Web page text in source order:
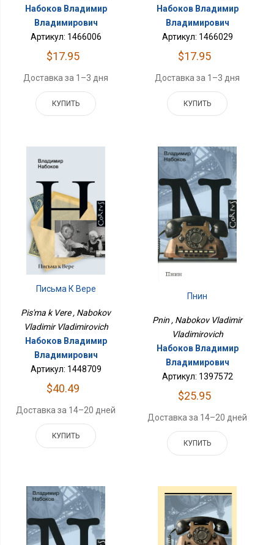
Набоков Владимир
Владимирович
Артикул: 1466006
$17.95
Доставка за 1–3 дня
КУПИТЬ
Набоков Владимир
Владимирович
Артикул: 1466029
$17.95
Доставка за 1–3 дня
КУПИТЬ
Письма К Вере
Pis'ma k Vere , Nabokov
Vladimir Vladimirovich
Набоков Владимир
Владимирович
Артикул: 1448709
$40.49
Доставка за 14–20 дней
КУПИТЬ
Пнин
Pnin , Nabokov Vladimir
Vladimirovich
Набоков Владимир
Владимирович
Артикул: 1397572
$25.95
Доставка за 14–20 дней
КУПИТЬ